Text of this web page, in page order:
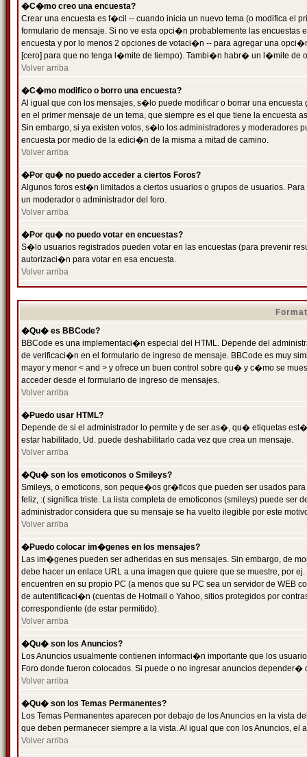
�C�mo creo una encuesta?
Crear una encuesta es f�cil -- cuando inicia un nuevo tema (o modifica el
formulario de mensaje. Si no ve esta opci�n probablemente las
encuesta y por lo menos 2 opciones de votaci�n -- para agregar una
[cero] para que no tenga l�mite de tiempo). Tambi�n habr� un l�mite de
Volver arriba
�C�mo modifico o borro una encuesta?
Al igual que con los mensajes, s�lo puede modificar o borrar una
en el primer mensaje de un tema, que siempre es el que tiene la encuesta
Sin embargo, si ya existen votos, s�lo los administradores y moderadores
encuesta por medio de la edici�n de la misma a mitad de camino.
Volver arriba
�Por qu� no puedo acceder a ciertos Foros?
Algunos foros est�n limitados a ciertos usuarios o grupos de usuarios.
un moderador o administrador del foro.
Volver arriba
�Por qu� no puedo votar en encuestas?
S�lo usuarios registrados pueden votar en las encuestas (para prevenir
autorizaci�n para votar en esa encuesta.
Volver arriba
�Qu� es BBCode?
BBCode es una implementaci�n especial del HTML. Depende del
de verificaci�n en el formulario de ingreso de mensaje. BBCode es muy
mayor y menor < and > y ofrece un buen control sobre qu� y c�mo se
acceder desde el formulario de ingreso de mensajes.
Volver arriba
�Puedo usar HTML?
Depende de si el administrador lo permite y de ser as�, qu� etiquetas
estar habilitado, Ud. puede deshabilitarlo cada vez que crea un mensaje.
Volver arriba
�Qu� son los emoticonos o Smileys?
Smileys, o emoticons, son peque�os gr�ficos que pueden ser usados
feliz, :( significa triste. La lista completa de emoticonos (smileys) puede
administrador considera que su mensaje se ha vuelto ilegible por este
Volver arriba
�Puedo colocar im�genes en los mensajes?
Las im�genes pueden ser adheridas en sus mensajes. Sin embargo, de
debe hacer un enlace URL a una imagen que quiere que se muestre, por
encuentren en su propio PC (a menos que su PC sea un servidor de
de autentificaci�n (cuentas de Hotmail o Yahoo, sitios protegidos por
correspondiente (de estar permitido).
Volver arriba
�Qu� son los Anuncios?
Los Anuncios usualmente contienen informaci�n importante que los
Foro donde fueron colocados. Si puede o no ingresar anuncios
Volver arriba
�Qu� son los Temas Permanentes?
Los Temas Permanentes aparecen por debajo de los Anuncios en la
que deben permanecer siempre a la vista. Al igual que con los Anuncios,
Volver arriba